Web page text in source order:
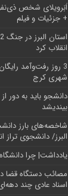
اَبَر‌ویلای شخص
+ جزئیات و فیلم
انقلاب کرد
3 روز رفت‌وآمد
شهری کرج
دانشجو باید به دور
بیندیشد
شاخصه‌های بارز
البرز/ دانشجوی
یادداشت| چرا
مصائب دستگاه قضا
اسناد عادی چند‌